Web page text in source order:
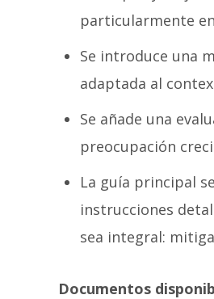
particularmente
Se introduce una
adaptada al
Se añade una
preocupación
La guía principal
instrucciones
sea integral:
Documentos